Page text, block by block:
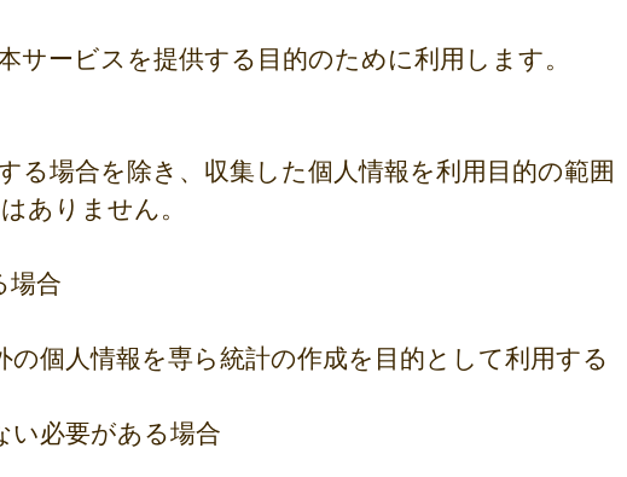
サービスを提供する目的のために利用します。
る場合を除き、収集した個人情報を利用目的の範囲
ありません。
場合
個人情報を専ら統計の作成を目的として利用する
い必要がある場合